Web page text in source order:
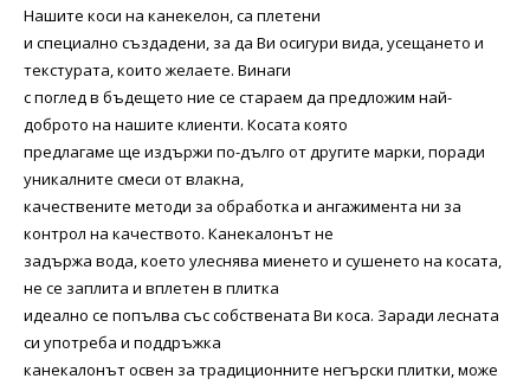
Нашите коси на канекелон, са плетени
и специално създадени, за да Ви осигури вида, усещането и
текстурата, които желаете. Винаги
с поглед в бъдещето ние се стараем да предложим най-
доброто на нашите клиенти. Косата която
предлагаме ще издържи по-дълго от другите марки, поради
уникалните смеси от влакна,
качествените методи за обработка и ангажимента ни за
контрол на качеството. Канекалонът не
задържа вода, което улеснява миенето и сушенето на косата,
не се заплита и вплетен в плитка
идеално се попълва със собствената Ви коса. Заради лесната
си употреба и поддръжка
канекалонът освен за традиционните негърски плитки, може